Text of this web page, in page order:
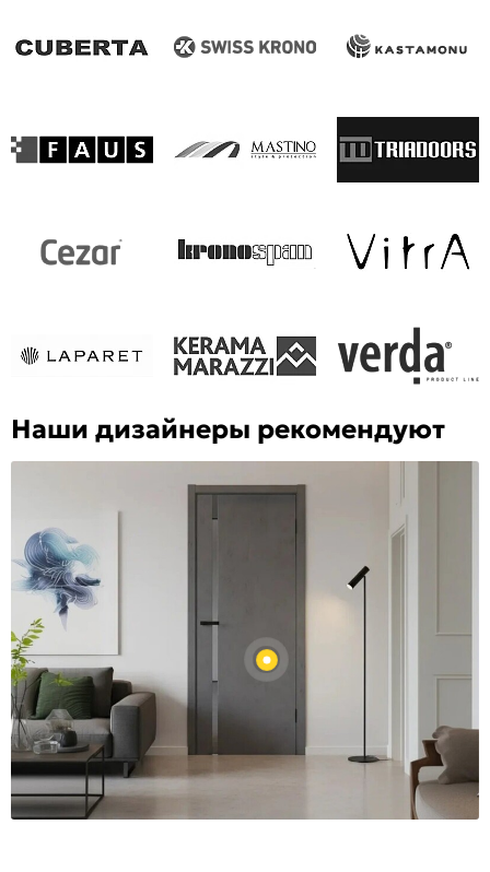
Наши дизайнеры рекомендуют